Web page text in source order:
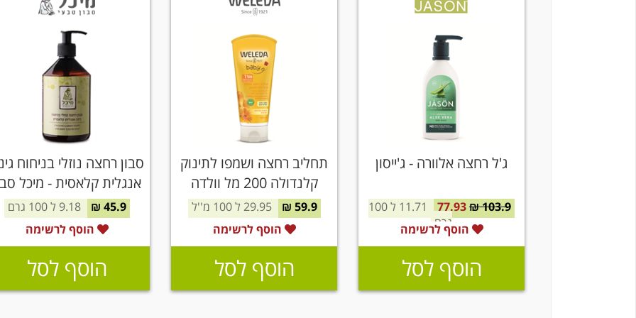
ג'ל רחצה אלוורה - ג'ייסון
103.9 ₪
77.93
11.71 ל 100
גרם
הוסף לרשימה
הוסף לסל
תחליב רחצה ושמפו לתינוק
קלנדולה 200 מל וולדה
59.9 ₪
29.95 ל 100 מ''ל
הוסף לרשימה
הוסף לסל
סבון רחצה נוזלי בניחוח
אנגלית קלאסית - מיכל
טבעי
45.9 ₪
9.18 ל 100 גרם
הוסף לרשימה
הוסף לסל